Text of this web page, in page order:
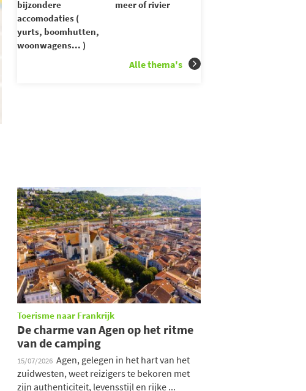
bijzondere
accomodaties (
yurts, boomhutten,
woonwagens... )
meer of rivier
Alle thema's
Toerisme naar Frankrijk
De charme van Agen op het ritme
van de camping
15/07/2026 Agen, gelegen in het hart van het
zuidwesten, weet reizigers te bekoren met
zijn authenticiteit, levensstijl en rijke ...